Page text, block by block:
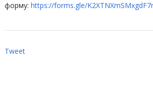
форму: https://forms.gle/
Tweet